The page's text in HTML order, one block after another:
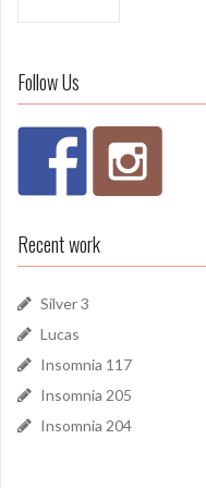
Follow Us
Recent work
Silver 3
Lucas
Insomnia 117
Insomnia 205
Insomnia 204